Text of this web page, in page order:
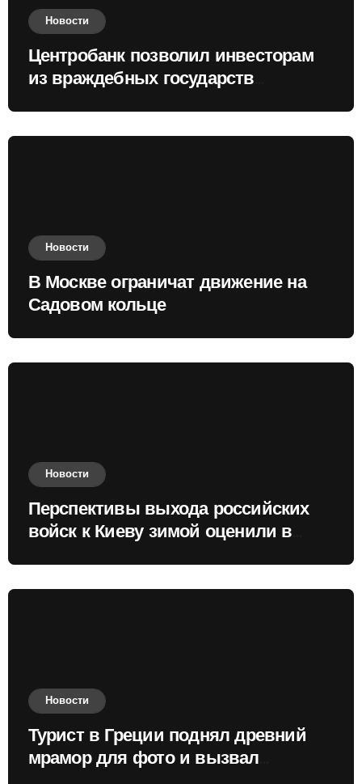
Новости
Центробанк позволил инвесторам
из враждебных государств
Новости
В Москве ограничат движение на
Садовом кольце
Новости
Перспективы выхода российских
войск к Киеву зимой оценили в
Новости
Турист в Греции поднял древний
мрамор для фото и вызвал